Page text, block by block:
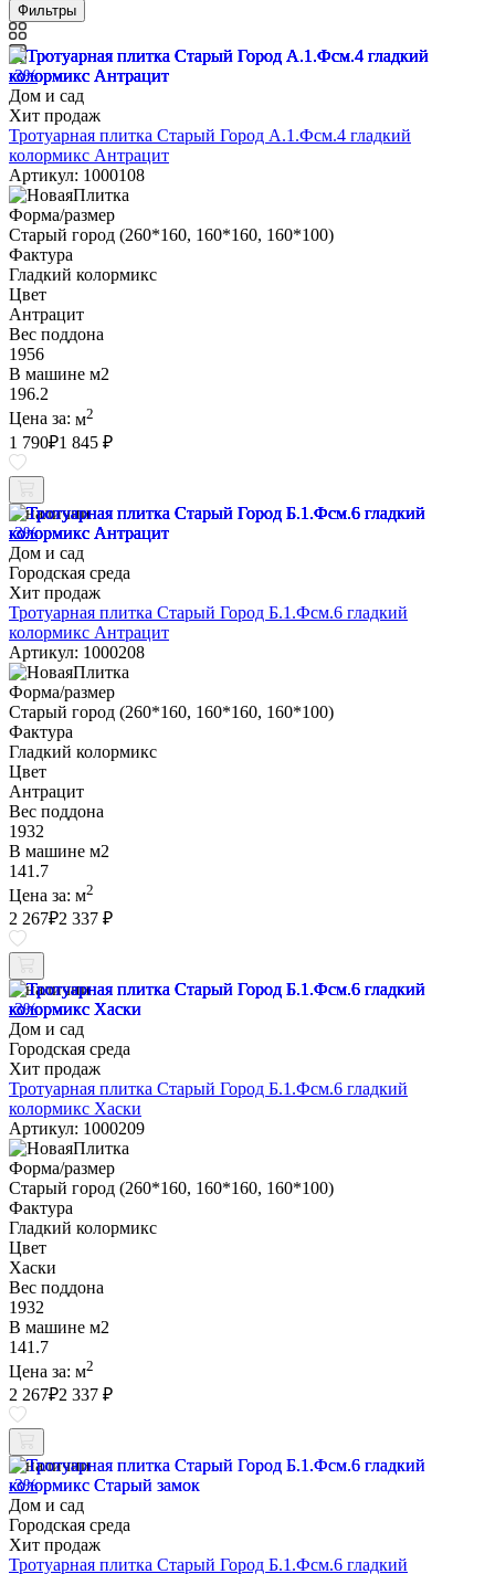
Фильтры
-3%
Дом и сад
Хит продаж
Тротуарная плитка Старый Город А.1.Фсм.4 гладкий
колормикс Антрацит
Артикул: 1000108
Форма/размер
Старый город (260*160, 160*160, 160*100)
Фактура
Гладкий колормикс
Цвет
Антрацит
Вес поддона
1956
В машине м2
196.2
Цена за: м2
1 790₽1 845 ₽
В наличии
-3%
Дом и сад
Городская среда
Хит продаж
Тротуарная плитка Старый Город Б.1.Фсм.6 гладкий
колормикс Антрацит
Артикул: 1000208
Форма/размер
Старый город (260*160, 160*160, 160*100)
Фактура
Гладкий колормикс
Цвет
Антрацит
Вес поддона
1932
В машине м2
141.7
Цена за: м2
2 267₽2 337 ₽
В наличии
-3%
Дом и сад
Городская среда
Хит продаж
Тротуарная плитка Старый Город Б.1.Фсм.6 гладкий
колормикс Хаски
Артикул: 1000209
Форма/размер
Старый город (260*160, 160*160, 160*100)
Фактура
Гладкий колормикс
Цвет
Хаски
Вес поддона
1932
В машине м2
141.7
Цена за: м2
2 267₽2 337 ₽
В наличии
-3%
Дом и сад
Городская среда
Хит продаж
Тротуарная плитка Старый Город Б.1.Фсм.6 гладкий